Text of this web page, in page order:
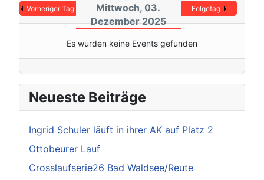
Vorheriger Tag
Mittwoch, 03.
Dezember 2025
Folgetag
Es wurden keine Events gefunden
Neueste Beiträge
Ingrid Schuler läuft in ihrer AK auf Platz 2
Ottobeurer Lauf
Crosslaufserie26 Bad Waldsee/Reute